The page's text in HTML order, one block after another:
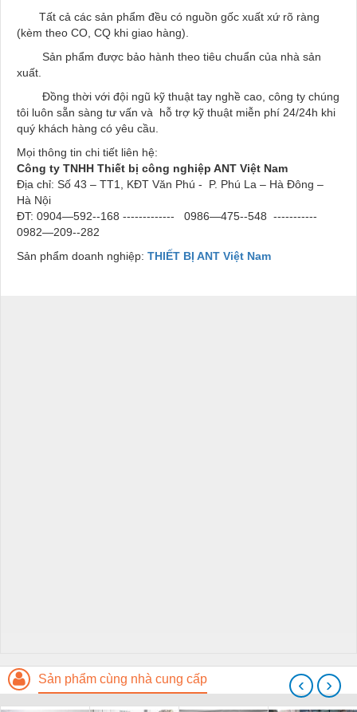
Tất cả các sản phẩm đều có nguồn gốc xuất xứ rõ ràng
(kèm theo CO, CQ khi giao hàng).
Sản phẩm được bảo hành theo tiêu chuẩn của nhà sản
xuất.
Đồng thời với đội ngũ kỹ thuật tay nghề cao, công ty chúng
tôi luôn sẵn sàng tư vấn và hỗ trợ kỹ thuật miễn phí 24/24h khi
quý khách hàng có yêu cầu.
Mọi thông tin chi tiết liên hệ:
Công ty TNHH Thiết bị công nghiệp ANT Việt Nam
Địa chỉ: Số 43 – TT1, KĐT Văn Phú - P. Phú La – Hà Đông –
Hà Nội
ĐT: 0904—592--168 -------------
0986—475--548 -----------
0982—209--282
Sản phẩm doanh nghiệp: THIẾT BỊ ANT Việt Nam
Sản phẩm cùng nhà cung cấp ‹ ›